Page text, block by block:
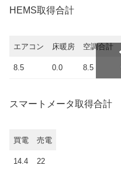
HEMS取得合計
エアコン 床暖房 空調合計
8.5 0.0 8.5
スマートメータ取得合計
買電 売電
14.4 22